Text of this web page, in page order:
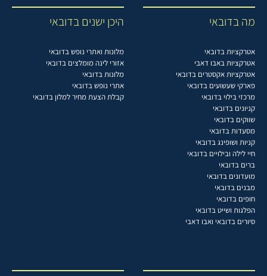
מה בדובאי
אטרקציות בדובאי
אטרקציות באבו דאבי
אטרקציות אקסטרים בדובאי
פארקי שעשועים בדובאי
מרכזי בילוי בדובאי
קניונים בדובאי
שווקים בדובאי
מסעדות בדובאי
קניות ושופינג בדובאי
חיי לילה ובילויים בדובאי
ברים בדובאי
מועדונים בדובאי
מבנים בדובאי
חופים בדובאי
הפלגות ושייט בדובאי
סיורים בדובאי ואבו דאבי
היכן ישנים בדובאי
מלונות ואתרי נופש בדובאי
אזורי לינה מומלצים בדובאי
מלונות בדובאי
אתרי נופש בדובאי
קבלת הצעת מחיר למלון בדובאי